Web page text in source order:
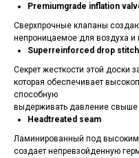
Premiumgrade inflation
Cверхпрочные клапаны
непроницаемое для воздуха и
Superreinforced drop stitch
Секрет жесткости этой доски
которая обеспечивает
способную
выдерживать давление
Headtreated seam
Ламинированный под
создает непревзойденную